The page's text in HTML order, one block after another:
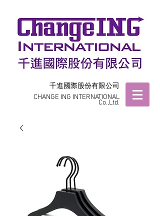
千進國際股份有限公司
CHANGE ING INTERNATIONAL
Co.,Ltd.